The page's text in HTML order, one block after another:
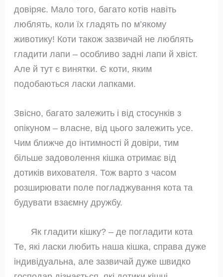
довіряє. Мало того, багато котів навіть
люблять, коли їх гладять по м’якому
животику! Коти також зазвичай не люблять
гладити лапи – особливо задні лапи й хвіст.
Але й тут є винятки. Є коти, яким
подобаються ласки лапками.
Звісно, ​​багато залежить і від стосунків з
опікуном – власне, від цього залежить усе.
Чим ближче до інтимності й довіри, тим
більше задоволення кішка отримає від
дотиків вихователя. Тож варто з часом
розширювати поле погладжування кота та
будувати взаємну дружбу.
Як гладити кішку? – де погладити кота
Те, які ласки любить наша кішка, справа дуже
індивідуальна, але зазвичай дуже швидко